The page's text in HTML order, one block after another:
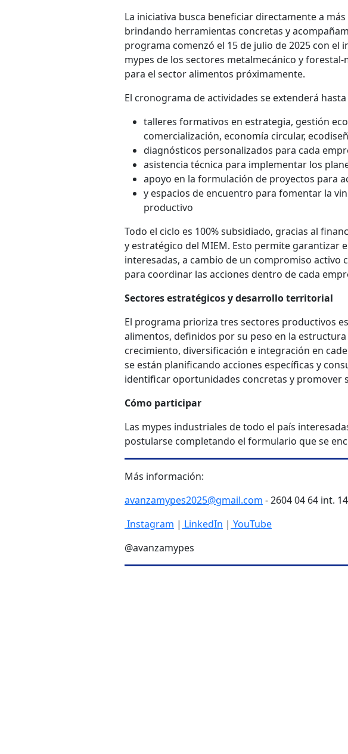
La iniciativa busca beneficiar directamente a
brindando herramientas concretas y
programa comenzó el 15 de julio de 2025 con el
mypes de los sectores metalmecánico y
para el sector alimentos próximamente.
El cronograma de actividades se extenderá
talleres formativos en estrategia, gestión
comercialización, economía circular,
diagnósticos personalizados para cada
asistencia técnica para implementar los
apoyo en la formulación de proyectos para
y espacios de encuentro para fomentar la
productivo
Todo el ciclo es 100% subsidiado, gracias al
y estratégico del MIEM. Esto permite garantizar
interesadas, a cambio de un compromiso activo
para coordinar las acciones dentro de cada
Sectores estratégicos y desarrollo territorial
El programa prioriza tres sectores productivos
alimentos, definidos por su peso en la
crecimiento, diversificación e integración en
se están planificando acciones específicas y
identificar oportunidades concretas y
Cómo participar
Las mypes industriales de todo el país
postularse completando el formulario que se
Más información:
avanzamypes2025@gmail.com - 2604 04 64 int.
Instagram | LinkedIn | YouTube
@avanzamypes